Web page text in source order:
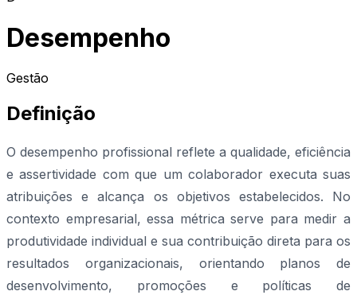
Desempenho
Gestão
Definição
O desempenho profissional reflete a qualidade, eficiência
e assertividade com que um colaborador executa suas
atribuições e alcança os objetivos estabelecidos. No
contexto empresarial, essa métrica serve para medir a
produtividade individual e sua contribuição direta para os
resultados organizacionais, orientando planos de
desenvolvimento, promoções e políticas de